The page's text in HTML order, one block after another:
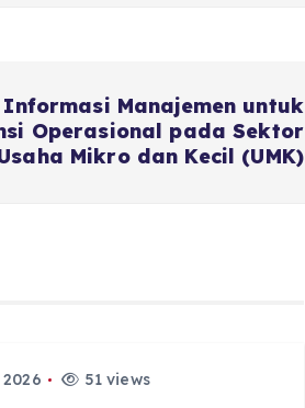
Manajemen untuk
Operasional pada Sektor
Mikro dan Kecil (UMK)
51 views